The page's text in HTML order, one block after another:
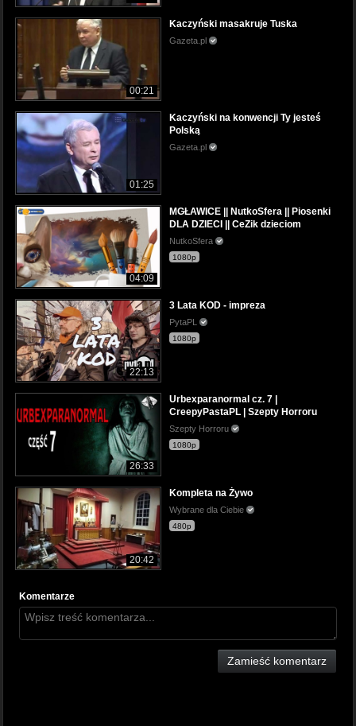
00:21
Kaczyński masakruje Tuska
Gazeta.pl
01:25
Kaczyński na konwencji Ty jesteś
Polską
Gazeta.pl
04:09
MGŁAWICE || NutkoSfera || Piosenki
DLA DZIECI || CeZik dzieciom
NutkoSfera
1080p
22:13
3 Lata KOD - impreza
PytaPL
1080p
26:33
Urbexparanormal cz. 7 |
CreepyPastaPL | Szepty Horroru
Szepty Horroru
1080p
20:42
Kompleta na Żywo
Wybrane dla Ciebie
480p
Komentarze
Zamieść komentarz